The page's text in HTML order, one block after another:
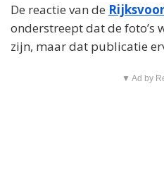
De reactie van de
onderstreept dat de foto’s
zijn, maar dat publicatie
▼ Ad by